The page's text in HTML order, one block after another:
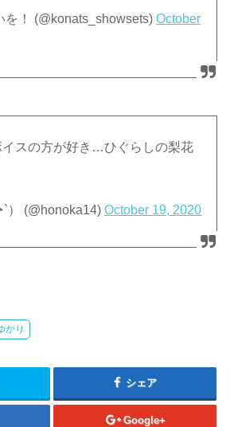
！ (@konats_showsets)October
イスの方が好き…ひぐらしの梨花
） (@honoka14)October 19, 2020
かり
シェア
Google+